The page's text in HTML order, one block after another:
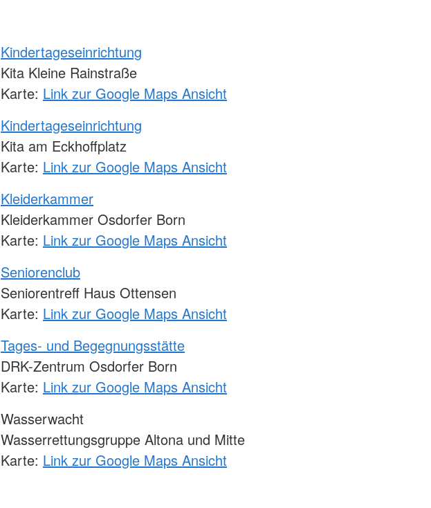
Kindertageseinrichtung
Kita Kleine Rainstraße
Karte: Link zur Google Maps Ansicht
Kindertageseinrichtung
Kita am Eckhoffplatz
Karte: Link zur Google Maps Ansicht
Kleiderkammer
Kleiderkammer Osdorfer Born
Karte: Link zur Google Maps Ansicht
Seniorenclub
Seniorentreff Haus Ottensen
Karte: Link zur Google Maps Ansicht
Tages- und Begegnungsstätte
DRK-Zentrum Osdorfer Born
Karte: Link zur Google Maps Ansicht
Wasserwacht
Wasserrettungsgruppe Altona und Mitte
Karte: Link zur Google Maps Ansicht